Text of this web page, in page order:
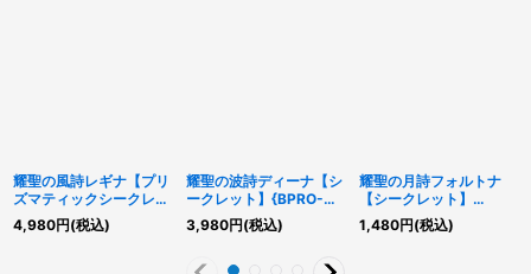
耀聖の風詩レギナ【プリ
ズマティックシークレッ
ト】{BLZD-JP014}《モ
ンスター》
4,980円(税込)
耀聖の波詩ディーナ【シ
ークレット】{BPRO-
JP011}《モンスター》
3,980円(税込)
耀聖の月詩フォルトナ
【シークレット】
{BPRO-JP012}《モンス
ター》
1,480円(税込)